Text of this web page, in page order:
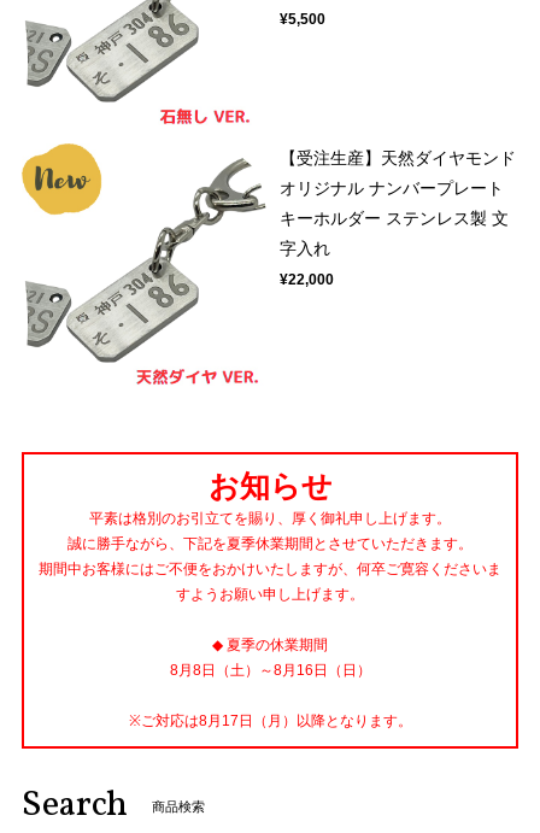
¥5,500
【受注生産】天然ダイヤモンド
オリジナル ナンバープレート
キーホルダー ステンレス製 文
字入れ
¥22,000
お知らせ
平素は格別のお引立てを賜り、厚く御礼申し上げます。
誠に勝手ながら、下記を夏季休業期間とさせていただきます。
期間中お客様にはご不便をおかけいたしますが、何卒ご寛容くださいま
すようお願い申し上げます。
◆ 夏季の休業期間
8月8日（土）～8月16日（日）
※ご対応は8月17日（月）以降となります。
Search 商品検索